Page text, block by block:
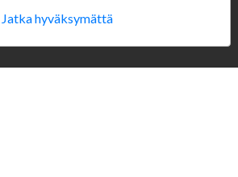
Jatka hyväksymättä